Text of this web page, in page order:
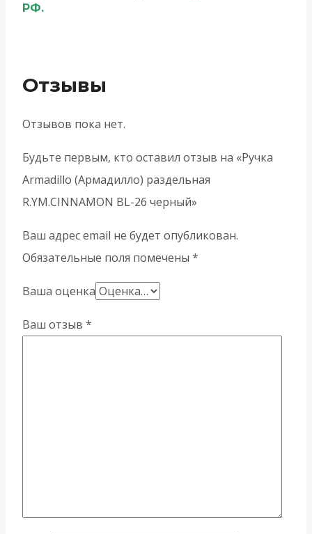
РФ.
Отзывы
Отзывов пока нет.
Будьте первым, кто оставил отзыв на «Ручка
Armadillo (Армадилло) раздельная
R.YM.CINNAMON BL-26 черный»
Ваш адрес email не будет опубликован.
Обязательные поля помечены *
Ваша оценка
Ваш отзыв *